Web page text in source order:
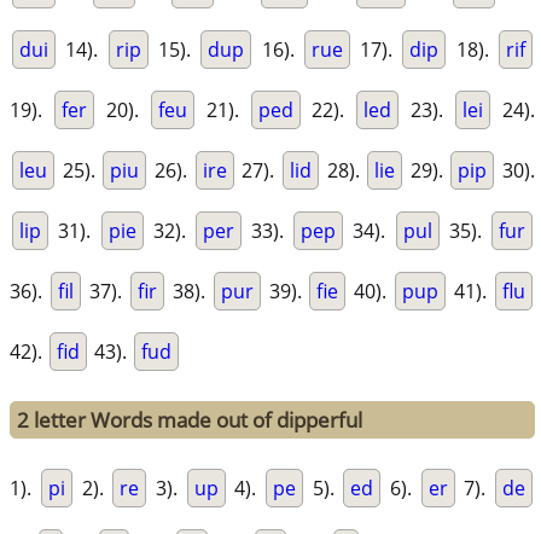
dui 14). rip 15). dup 16). rue 17). dip 18). rif
19). fer 20). feu 21). ped 22). led 23). lei 24).
leu 25). piu 26). ire 27). lid 28). lie 29). pip 30).
lip 31). pie 32). per 33). pep 34). pul 35). fur
36). fil 37). fir 38). pur 39). fie 40). pup 41). flu
42). fid 43). fud
2 letter Words made out of dipperful
1). pi 2). re 3). up 4). pe 5). ed 6). er 7). de